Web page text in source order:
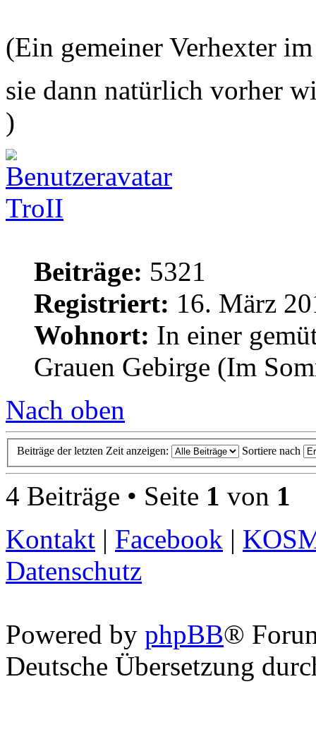
(Ein gemeiner Verhexter
sie dann natürlich vorher
)
TroII
Beiträge: 5321
Registriert: 16. März
Wohnort: In einer
Grauen Gebirge (Im
Nach oben
Beiträge der letzten Zeit anzeigen: Sortiere nach
4 Beiträge • Seite 1 von 1
Kontakt | Facebook |
Datenschutz
Powered by phpBB®
Deutsche Übersetzung